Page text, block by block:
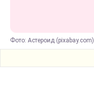
Фото: Астероид (pixabay.com)